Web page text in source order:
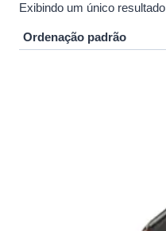
Exibindo um único resultado